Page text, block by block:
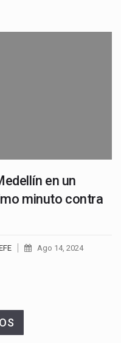
en un
minuto contra
Ago 14, 2024